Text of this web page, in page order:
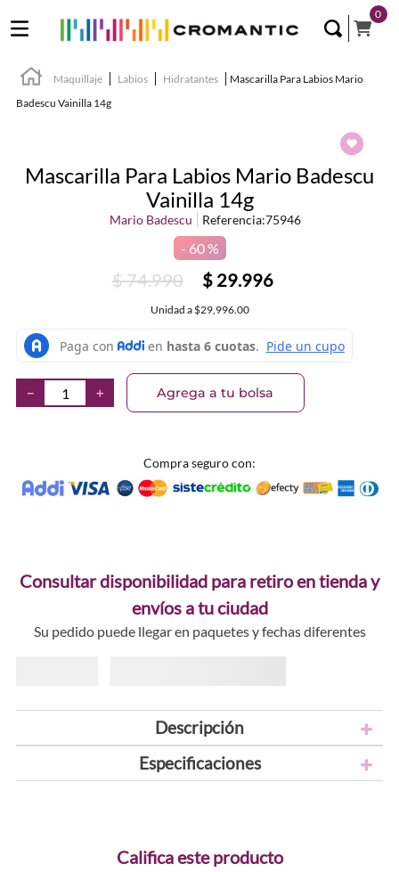
0
Maquillaje Labios Hidratantes
Mascarilla Para Labios Mario
Badescu Vainilla 14g
Mascarilla Para Labios Mario Badescu
Vainilla 14g
Mario Badescu Referencia:75946
60 %
$74.990 $ 29.996
Unidad a $29,996.00
＋
－ Agrega a tu bolsa
Compra seguro con:
Consultar disponibilidad para retiro en tienda y
envíos a tu ciudad
Su pedido puede llegar en paquetes y fechas diferentes
Descripción
Especificaciones
Califica este producto